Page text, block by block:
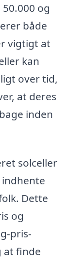
og
både
vigtigt at
kan
over tid,
at deres
inden
solceller
Dette
og
pris-
at finde